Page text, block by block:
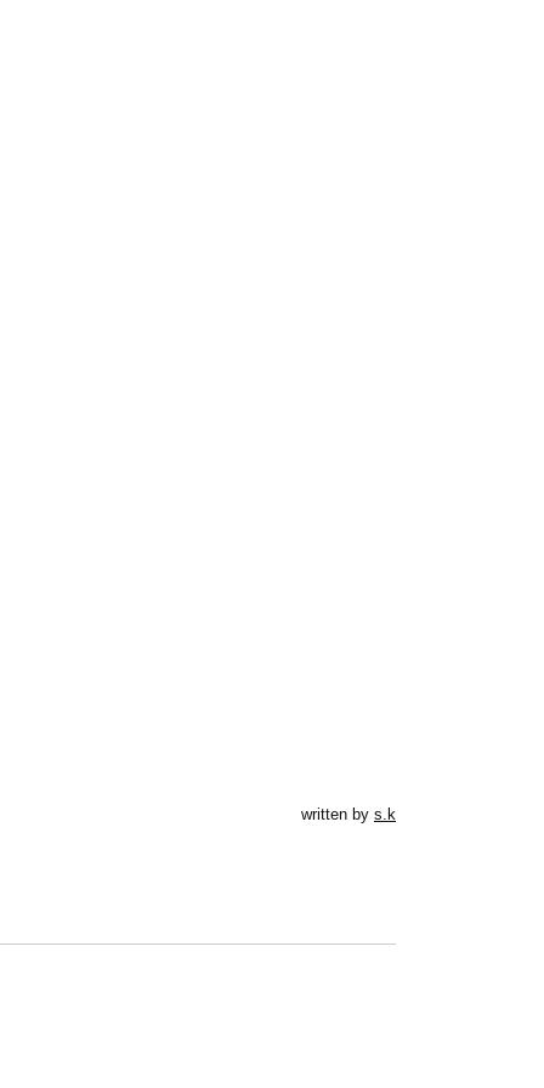
written by s.k